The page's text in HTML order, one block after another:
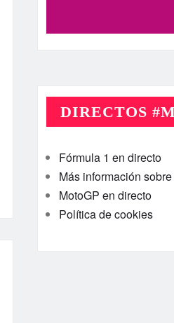
DIRECTOS
Fórmula 1 en directo
Más información
MotoGP en directo
Política de cookies